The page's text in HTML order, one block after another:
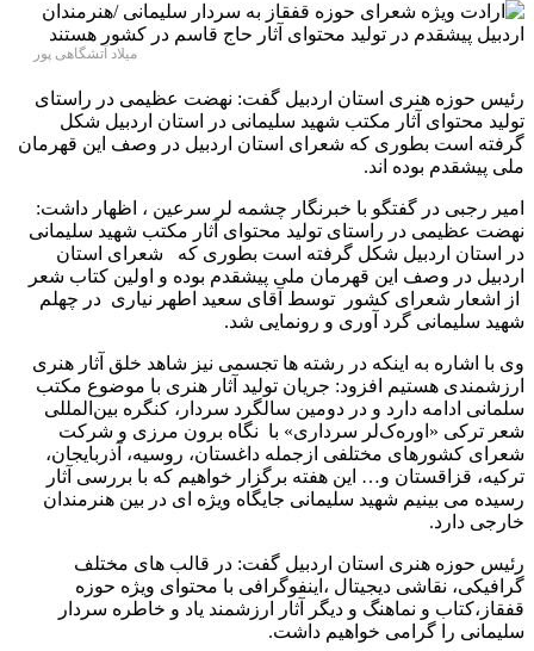
میلاد آتشگاهی پور
رئیس حوزه هنری استان اردبیل گفت: نهضت عظیمی در راستای
تولید محتوای آثار مکتب شهید سلیمانی در استان اردبیل شکل
گرفته است بطوری که شعرای استان اردبیل در وصف این قهرمان
ملی پیشقدم بوده اند.
امیر رجبی در گفتگو با خبرنگار چشمه لر سرعین ، اظهار داشت:
نهضت عظیمی در راستای تولید محتوای آثار مکتب شهید سلیمانی
در استان اردبیل شکل گرفته است بطوری که شعرای استان
اردبیل در وصف این قهرمان ملی پیشقدم بوده و اولین کتاب شعر
از اشعار شعرای کشور توسط آقای سعید اطهر نیاری در چهلم
شهید سلیمانی گرد آوری و رونمایی شد.
وی با اشاره به اینکه در رشته ها تجسمی نیز شاهد خلق آثار هنری
ارزشمندی هستیم افزود: جریان تولید آثار هنری با موضوع مکتب
سلمانی ادامه دارد و در دومین سالگرد سردار، کنگره بین‌المللی
شعر ترکی «اوره‌ک‌لر سرداری» با نگاه برون مرزی و شرکت
شعرای کشورهای مختلفی ازجمله داغستان، روسیه، آذربایجان،
ترکیه، قزاقستان و… این هفته برگزار خواهیم که با بررسی آثار
رسیده می بینیم شهید سلیمانی جایگاه ویژه ای در بین هنرمندان
خارجی دارد.
رئیس حوزه هنری استان اردبیل گفت: در قالب های مختلف
گرافیکی، نقاشی دیجیتال ،اینفوگرافی با محتوای ویژه حوزه
قفقاز،کتاب و نماهنگ و دیگر آثار ارزشمند یاد و خاطره سردار
سلیمانی را گرامی خواهیم داشت.